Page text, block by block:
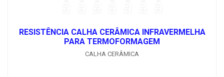
RESISTÊNCIA CALHA CERÂMICA INFRAVERMELHA
PARA TERMOFORMAGEM
CALHA CERÂMICA